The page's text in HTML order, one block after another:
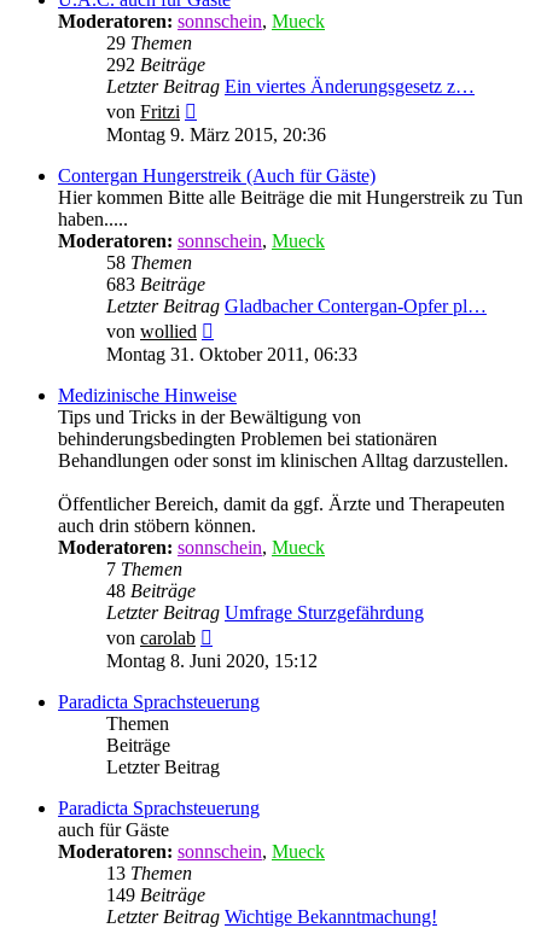
Moderatoren: sonnschein, Mueck
29 Themen
292 Beiträge
Letzter Beitrag Ein viertes Änderungsgesetz z…
von Fritzi
Beitrag
Montag 9. März 2015, 20:36
Contergan Hungerstreik (Auch für Gäste)
Hier kommen Bitte alle Beiträge die mit Hungerstreik zu Tun
haben.....
Moderatoren: sonnschein, Mueck
58 Themen
683 Beiträge
Letzter Beitrag Gladbacher Contergan-Opfer pl…
von wollied
Beitrag
Montag 31. Oktober 2011, 06:33
Medizinische Hinweise
Tips und Tricks in der Bewältigung von
behinderungsbedingten Problemen bei stationären
Behandlungen oder sonst im klinischen Alltag darzustellen.
Öffentlicher Bereich, damit da ggf. Ärzte und Therapeuten
auch drin stöbern können.
Moderatoren: sonnschein, Mueck
7 Themen
48 Beiträge
Letzter Beitrag Umfrage Sturzgefährdung
von carolab
Beitrag
Montag 8. Juni 2020, 15:12
Paradicta Sprachsteuerung
Themen
Beiträge
Letzter Beitrag
Paradicta Sprachsteuerung
auch für Gäste
Moderatoren: sonnschein, Mueck
13 Themen
149 Beiträge
Letzter Beitrag Wichtige Bekanntmachung!